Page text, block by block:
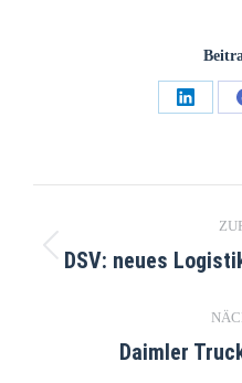
DSV: neues
Daimler